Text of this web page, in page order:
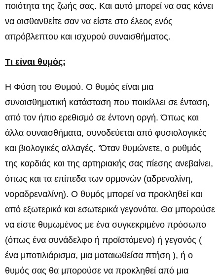
ποιότητα της ζωής σας. Και αυτό μπορεί να σας κάνει
να αισθανθείτε σαν να είστε στο έλεος ενός
απρόβλεπτου και ισχυρού συναισθήματος.
Τι είναι θυμός;
Η Φύση του Θυμού. Ο θυμός είναι μια
συναισθηματική κατάσταση που ποικίλλει σε ένταση,
από τον ήπιο ερεθισμό σε έντονη οργή. Όπως και
άλλα συναισθήματα, συνοδεύεται από φυσιολογικές
και βιολογικές αλλαγές. ‘Όταν θυμώνετε, ο ρυθμός
της καρδιάς και της αρτηριακής σας πίεσης ανεβαίνει,
όπως και τα επίπεδα των ορμονών (αδρεναλίνη,
νοραδρεναλίνη). Ο θυμός μπορεί να προκληθεί και
από εξωτερικά και εσωτερικά γεγονότα. Θα μπορούσε
να είστε θυμωμένος με ένα συγκεκριμένο πρόσωπο
(όπως ένα συνάδελφο ή προϊστάμενο) ή γεγονός (
ένα μποτιλιάρισμα, μια ματαιωθείσα πτήση ), ή ο
θυμός σας θα μπορούσε να προκληθεί από μια